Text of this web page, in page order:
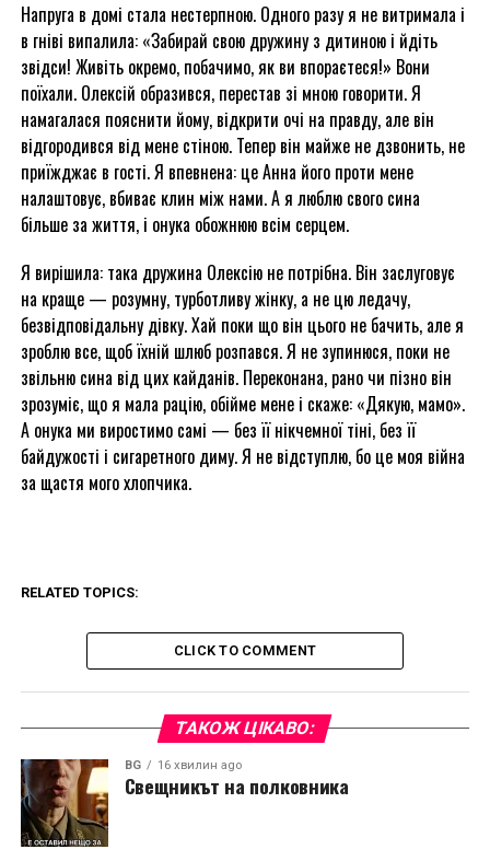
Напруга в домі стала нестерпною. Одного разу я не витримала і
в гніві випалила: «Забирай свою дружину з дитиною і йдіть
звідси! Живіть окремо, побачимо, як ви впораєтеся!» Вони
поїхали. Олексій образився, перестав зі мною говорити. Я
намагалася пояснити йому, відкрити очі на правду, але він
відгородився від мене стіною. Тепер він майже не дзвонить, не
приїжджає в гості. Я впевнена: це Анна його проти мене
налаштовує, вбиває клин між нами. А я люблю свого сина
більше за життя, і онука обожнюю всім серцем.
Я вирішила: така дружина Олексію не потрібна. Він заслуговує
на краще — розумну, турботливу жінку, а не цю ледачу,
безвідповідальну дівку. Хай поки що він цього не бачить, але я
зроблю все, щоб їхній шлюб розпався. Я не зупинюся, поки не
звільню сина від цих кайданів. Переконана, рано чи пізно він
зрозуміє, що я мала рацію, обійме мене і скаже: «Дякую, мамо».
А онука ми виростимо самі — без її нікчемної тіні, без її
байдужості і сигаретного диму. Я не відступлю, бо це моя війна
за щастя мого хлопчика.
RELATED TOPICS:
CLICK TO COMMENT
ТАКОЖ ЦІКАВО:
BG 16 хвилин ago
Свещникът на полковника